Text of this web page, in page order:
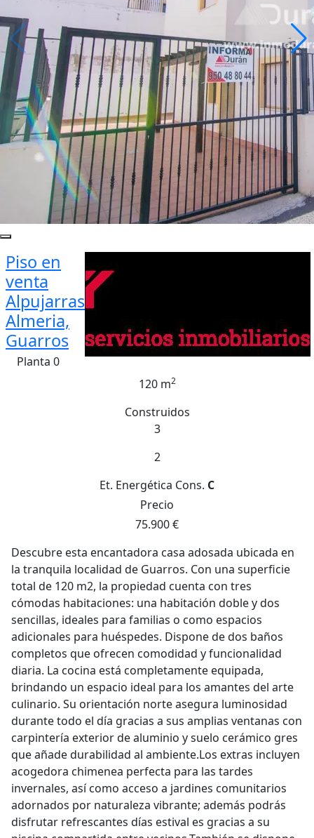
Piso en
venta
Alpujarras
Almeria,
Guarros
Planta 0
120 m2
Construidos
3
2
Et. Energética Cons. C
Precio
75.900 €
Descubre esta encantadora casa adosada ubicada en
la tranquila localidad de Guarros. Con una superficie
total de 120 m2, la propiedad cuenta con tres
cómodas habitaciones: una habitación doble y dos
sencillas, ideales para familias o como espacios
adicionales para huéspedes. Dispone de dos baños
completos que ofrecen comodidad y funcionalidad
diaria. La cocina está completamente equipada,
brindando un espacio ideal para los amantes del arte
culinario. Su orientación norte asegura luminosidad
durante todo el día gracias a sus amplias ventanas con
carpintería exterior de aluminio y suelo cerámico gres
que añade durabilidad al ambiente.Los extras incluyen
acogedora chimenea perfecta para las tardes
invernales, así como acceso a jardines comunitarios
adornados por naturaleza vibrante; además podrás
disfrutar refrescantes días estival es gracias a su